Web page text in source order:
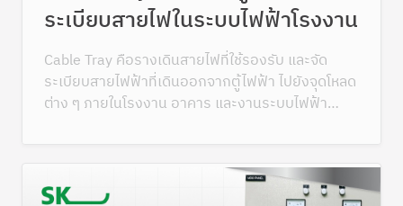
ระเบียบสายไฟในระบบไฟฟ้าโรงงาน
Cable Tray คือรางเดินสายไฟที่ใช้รองรับ และจัด
ระเบียบสายไฟฟ้าที่เดินออกจากตู้ไฟฟ้า ไปยังจุดโหลด
ต่าง ๆ ภายในโรงงาน อาคาร และงานระบบไฟฟ้า